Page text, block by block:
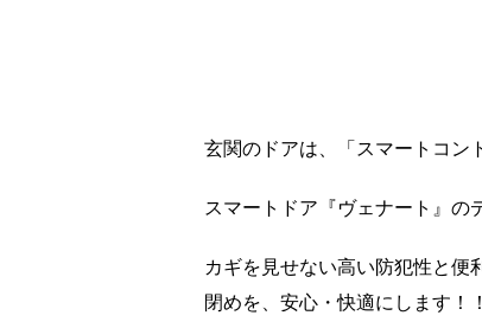
玄関のドアは、「スマートコン
スマートドア『ヴェナート』の
カギを見せない高い防犯性と便
閉めを、安心・快適にします！！